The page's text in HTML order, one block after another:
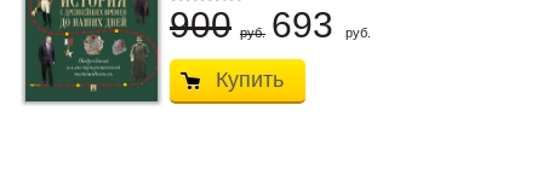
900 руб. 693 руб.
Купить